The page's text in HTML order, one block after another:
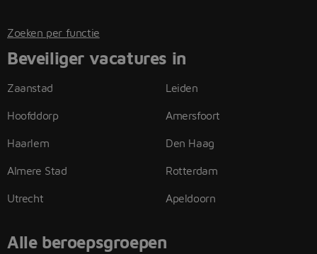
Zoeken per functie
Beveiliger vacatures in
Zaanstad
Hoofddorp
Haarlem
Almere Stad
Utrecht
Leiden
Amersfoort
Den Haag
Rotterdam
Apeldoorn
Alle beroepsgroepen